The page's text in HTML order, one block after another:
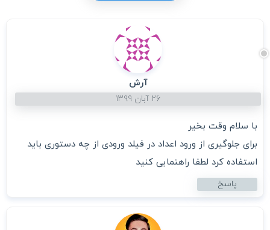
آرش
۲۶ آبان ۱۳۹۹
با سلام وقت بخیر
برای جلوگیری از ورود اعداد در فیلد ورودی از چه دستوری باید
استفاده کرد لطفا راهنمایی کنید
پاسخ